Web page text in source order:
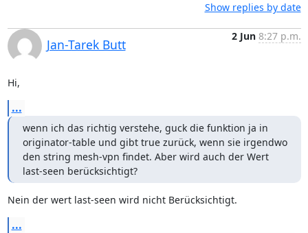
Show replies by date
Jan-Tarek Butt
2 Jun 8:27 p.m.
Hi,
...
wenn ich das richtig verstehe, guck die funktion ja in
originator-table und gibt true zurück, wenn sie irgendwo
den string mesh-vpn findet. Aber wird auch der Wert
last-seen berücksichtigt?
Nein der wert last-seen wird nicht Berücksichtigt.
...